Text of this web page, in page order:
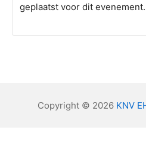
geplaatst voor dit evenement.
Copyright © 2026 KNV